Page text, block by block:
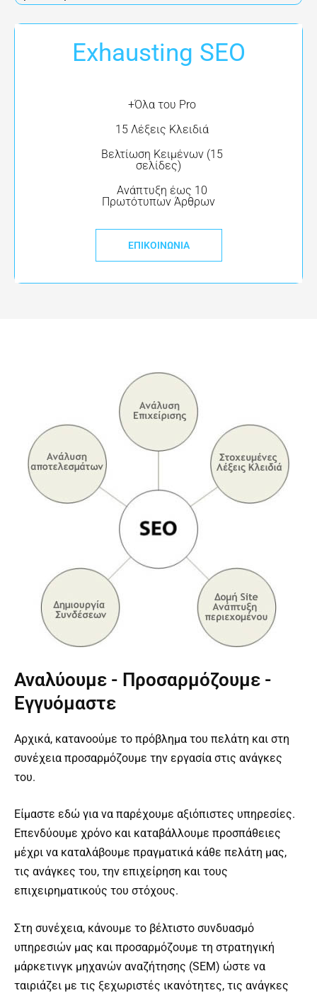
Exhausting SEO
+Όλα του Pro
15 Λέξεις Κλειδιά
Βελτίωση Κειμένων (15
σελίδες)
Ανάπτυξη έως 10
Πρωτότυπων Άρθρων
ΕΠΙΚΟΙΝΩΝΊΑ
Αναλύουμε - Προσαρμόζουμε -
Εγγυόμαστε
Αρχικά, κατανοούμε το πρόβλημα του πελάτη και στη
συνέχεια προσαρμόζουμε την εργασία στις ανάγκες
του.
Είμαστε εδώ για να παρέχουμε αξιόπιστες υπηρεσίες.
Επενδύουμε χρόνο και καταβάλλουμε προσπάθειες
μέχρι να καταλάβουμε πραγματικά κάθε πελάτη μας,
τις ανάγκες του, την επιχείρηση και τους
επιχειρηματικούς του στόχους.
Στη συνέχεια, κάνουμε το βέλτιστο συνδυασμό
υπηρεσιών μας και προσαρμόζουμε τη στρατηγική
μάρκετινγκ μηχανών αναζήτησης (SEM) ώστε να
ταιριάζει με τις ξεχωριστές ικανότητες, τις ανάγκες